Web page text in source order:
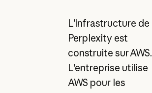
L'infrastructure de
Perplexity est
construite sur AWS.
L'entreprise utilise
AWS pour les